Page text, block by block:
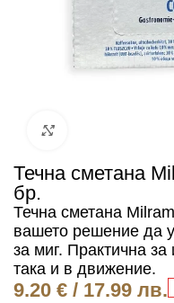
Течна сметана
бр.
Течна сметана
вашето решение да
за миг. Практична
така и в движение.
9.20 € / 17.99 лв.